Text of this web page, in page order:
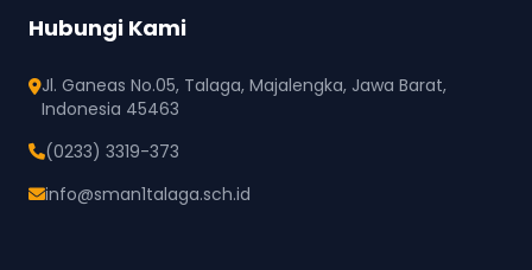
Hubungi Kami
Jl. Ganeas No.05, Talaga, Majalengka, Jawa Barat,
Indonesia 45463
(0233) 3319-373
info@sman1talaga.sch.id